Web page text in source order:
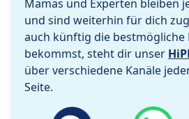
Mamas und Experten bleiben
und sind weiterhin für dich
auch künftig die bestmögliche
bekommst, steht dir unser
über verschiedene Kanäle
Seite.